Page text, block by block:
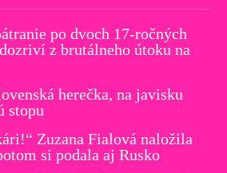
po dvoch 17-ročných
z brutálneho útoku na
herečka, na javisku
stopu
Zuzana Fialová naložila
si podala aj Rusko